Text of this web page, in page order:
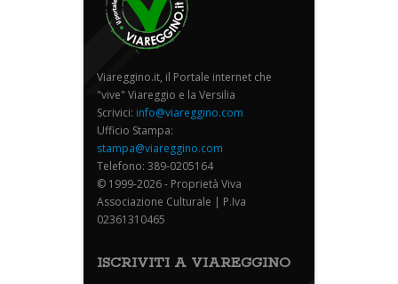
Viareggino.it, il Portale internet che
"vive" Viareggio e la Versilia
Scrivici: info@viareggino.com
Ufficio Stampa:
stampa@viareggino.com
Telefono: 389-0205164
© 1999-2026 - Proprietà Viva
Associazione Culturale | P.Iva
02361310465
ISCRIVITI A VIAREGGINO